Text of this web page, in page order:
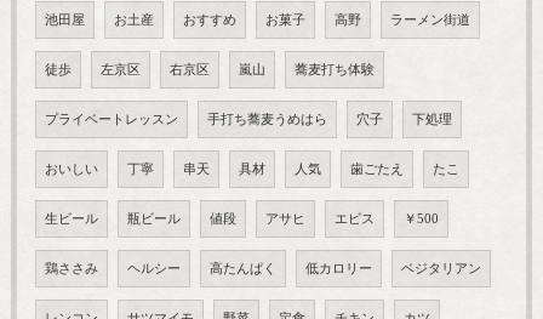
池田屋 お土産 おすすめ お菓子 高野 ラーメン街道
徒歩 左京区 右京区 嵐山 蕎麦打ち体験
プライベートレッスン 手打ち蕎麦うめはら 穴子 下処理
おいしい 丁寧 串天 具材 人気 歯ごたえ たこ
生ビール 瓶ビール 値段 アサヒ エビス ￥500
鶏ささみ ヘルシー 高たんぱく 低カロリー ベジタリアン